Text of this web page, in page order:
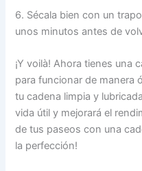
6. Sécala bien con un
unos minutos antes de
¡Y voilà! Ahora tienes una
para funcionar de manera
tu cadena limpia y
vida útil y mejorará el
de tus paseos con una
la perfección!